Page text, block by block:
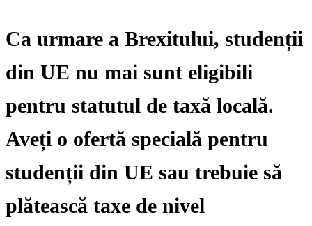
Ca urmare a Brexitului, studenții
din UE nu mai sunt eligibili
pentru statutul de taxă locală.
Aveți o ofertă specială pentru
studenții din UE sau trebuie să
plătească taxe de nivel